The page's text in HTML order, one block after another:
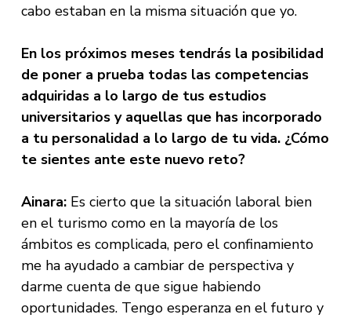
cabo estaban en la misma situación que yo.
En los próximos meses tendrás la posibilidad
de poner a prueba todas las competencias
adquiridas a lo largo de tus estudios
universitarios y aquellas que has incorporado
a tu personalidad a lo largo de tu vida. ¿Cómo
te sientes ante este nuevo reto?
Ainara: Es cierto que la situación laboral bien
en el turismo como en la mayoría de los
ámbitos es complicada, pero el confinamiento
me ha ayudado a cambiar de perspectiva y
darme cuenta de que sigue habiendo
oportunidades. Tengo esperanza en el futuro y